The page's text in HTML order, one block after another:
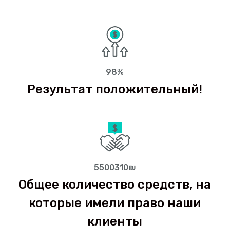
98%
Результат положительный!
5500310₪
Общее количество средств, на
которые имели право наши
клиенты